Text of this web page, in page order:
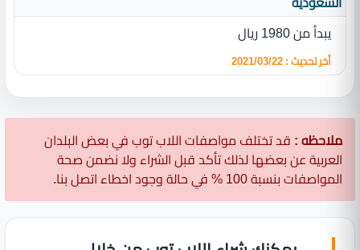
يبدأ من 1980 ريال
أخر تحديث : 2021/03/22
ملاحظه : قد تختلف مواصفات اللاب توب في بعض البلدان
العربية عن بعضها لذلك تأكد قبل الشراء ولا نضمن صحة
المواصفات بنسبة 100 % في حالة وجود اخطاء اتصل بنا.